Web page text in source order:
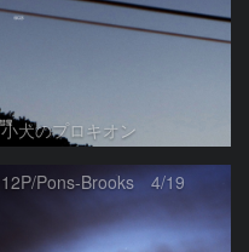
小犬のプロキオン
12P/Pons-Brooks 4/19